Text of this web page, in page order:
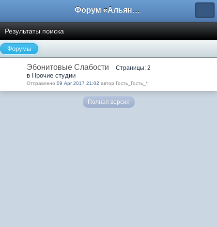
Форум «Альянса вольных переводчиков»
Результаты поиска
Форумы
Эбонитовые Слабости Страницы: 2
в Прочие студии
Отправлено 09 Apr 2017 21:02 автор Гость_Гость_*
Полная версия